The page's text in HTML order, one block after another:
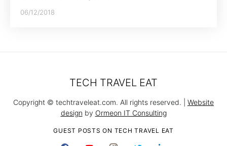
06/12/2018
GUEST POSTS ON TECH TRAVEL EAT
TECH TRAVEL EAT
Copyright © techtraveleat.com. All rights reserved. | Website
design by Ormeon IT Consulting